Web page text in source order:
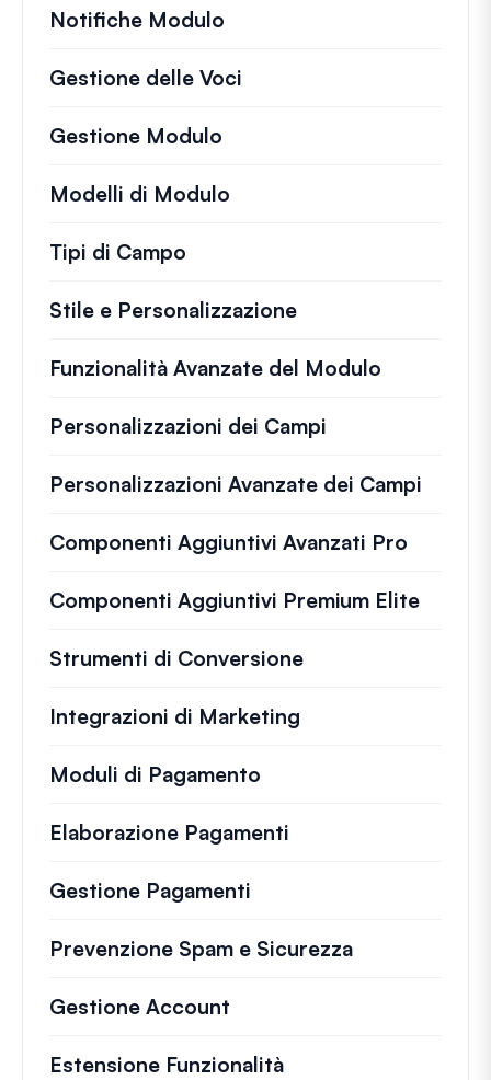
Notifiche Modulo
Gestione delle Voci
Gestione Modulo
Modelli di Modulo
Tipi di Campo
Stile e Personalizzazione
Funzionalità Avanzate del Modulo
Personalizzazioni dei Campi
Personalizzazioni Avanzate dei Campi
Componenti Aggiuntivi Avanzati Pro
Componenti Aggiuntivi Premium Elite
Strumenti di Conversione
Integrazioni di Marketing
Moduli di Pagamento
Elaborazione Pagamenti
Gestione Pagamenti
Prevenzione Spam e Sicurezza
Gestione Account
Estensione Funzionalità